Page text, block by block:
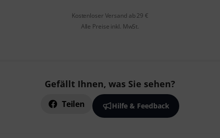
Kostenloser Versand ab 29 €
Alle Preise inkl. MwSt.
Gefällt Ihnen, was Sie sehen?
Teilen Hilfe & Feedback